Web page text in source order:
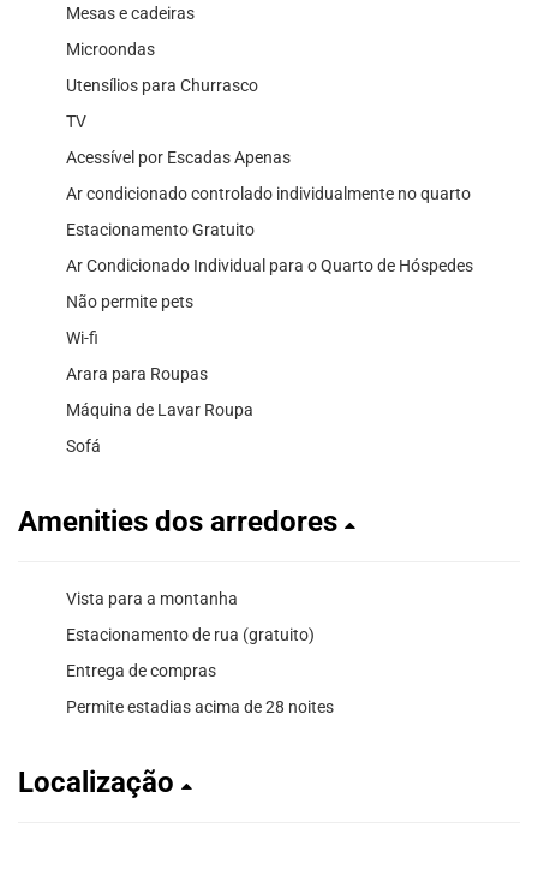
Mesas e cadeiras
Microondas
Utensílios para Churrasco
TV
Acessível por Escadas Apenas
Ar condicionado controlado individualmente no quarto
Estacionamento Gratuito
Ar Condicionado Individual para o Quarto de Hóspedes
Não permite pets
Wi-fi
Arara para Roupas
Máquina de Lavar Roupa
Sofá
Amenities dos arredores
Vista para a montanha
Estacionamento de rua (gratuito)
Entrega de compras
Permite estadias acima de 28 noites
Localização